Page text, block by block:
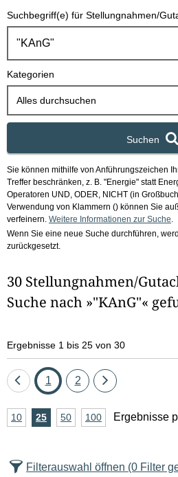
c
h
o
Suchbegriff(e) für Stellungnahmen/
Kategorien
Alles durchsuchen
Suchen
Sie können mithilfe von Anführungszeichen
Treffer beschränken, z. B. "Energie" statt
Operatoren UND, ODER, NICHT (in
Verwendung von Klammern () können Sie
verfeinern. Weitere Informationen zur Suche
Wenn Sie eine neue Suche durchführen,
zurückgesetzt.
30 Stellungnahmen/
Suche nach »"KAnG"«
Ergebnisse 1 bis 25 von 30
Eine
zurück
Seite
1 Seite
2
Eine
vor
A
z
10Ergebnisse
25Ergebnisse
50Ergebnisse
100Ergebnisse
Ergebnisse
Filterauswahl öffnen (0 Filter